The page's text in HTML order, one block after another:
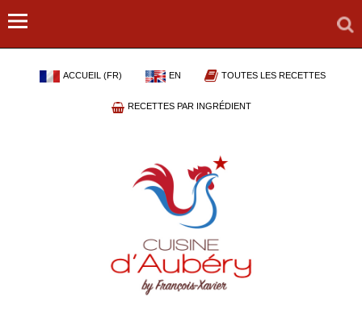
ACCUEIL (FR) EN TOUTES LES RECETTES
RECETTES PAR INGRÉDIENT